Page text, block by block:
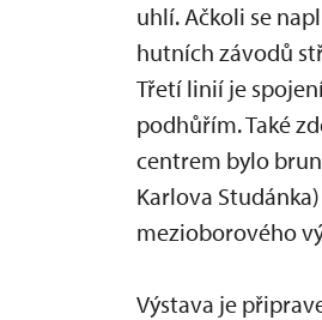
uhlí. Ačkoli se
hutních závodů
Třetí linií je
podhůřím. Také
centrem bylo
Karlova
mezioborového
Výstava je